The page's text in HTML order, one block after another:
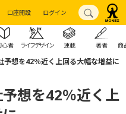
口座開設 ログイン
心者 ライフデザイン 連載 著者 商
予想を42％近く上回る大幅な増益に
想を42％近く上